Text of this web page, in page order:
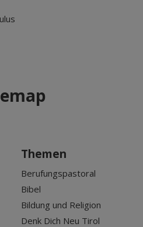
Themen
Berufungspastoral
Bibel
Bildung und Religion
Denk Dich Neu Tirol